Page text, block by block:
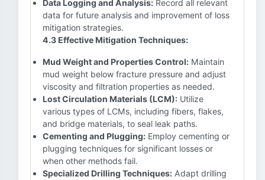
Data Logging and Analysis: Record all relevant
data for future analysis and improvement of loss
mitigation strategies.
4.3 Effective Mitigation Techniques:
Mud Weight and Properties Control: Maintain
mud weight below fracture pressure and adjust
viscosity and filtration properties as needed.
Lost Circulation Materials (LCM): Utilize
various types of LCMs, including fibers, flakes,
and bridge materials, to seal leak paths.
Cementing and Plugging: Employ cementing or
plugging techniques for significant losses or
when other methods fail.
Specialized Drilling Techniques: Adapt drilling